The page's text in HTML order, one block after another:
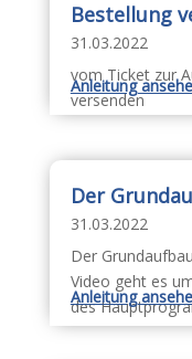
Bestellung
31.03.2022
vom Ticket zur
versenden
Anleitung
Der
31.03.2022
Der
Video geht es
des
der
Anleitung